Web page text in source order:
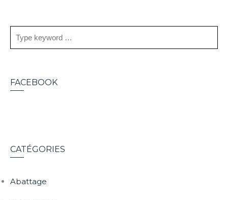
FACEBOOK
CATÉGORIES
Abattage